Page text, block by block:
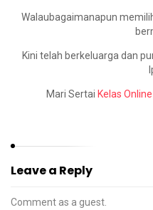
Walaubagaimanapun
Kini telah berkeluarga dan
Mari Sertai Kelas
Leave a Reply
Comment as a guest.